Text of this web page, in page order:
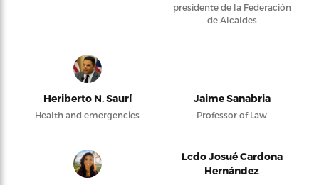
presidente de la Federación
de Alcaldes
Heriberto N. Saurí
Health and emergencies
Jaime Sanabria
Professor of Law
Lcdo Josué Cardona
Hernández